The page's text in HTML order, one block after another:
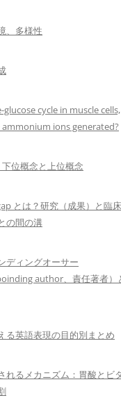
、多様性
glucose cycle in muscle cells,
ammonium ions generated?
位概念と上位概念
とは？研究（成果）と臨床
の間の溝
ディングオーサー
author、責任著者）
る英語表現の目的別まとめ
れるメカニズム：胃酸とビ